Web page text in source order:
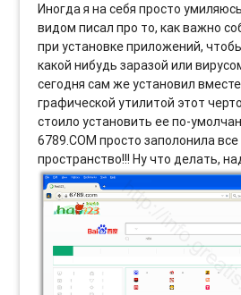
Иногда я на себя просто
видом писал про то, как важно
при установке приложений,
какой нибудь заразой или
сегодня сам же установил
графической утилитой этот
стоило установить ее по-
6789.COM просто заполонила
пространство!!! Ну что делать,